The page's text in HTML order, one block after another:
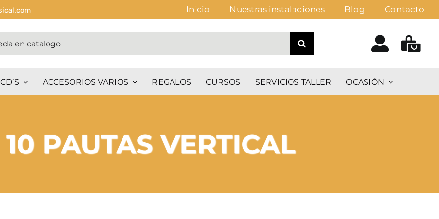
Inicio Nuestras instalaciones Blog Contacto
ACCESORIOS VARIOS REGALOS CURSOS SERVICIOS TALLER OCASIÓN
PAUTAS VERTICAL